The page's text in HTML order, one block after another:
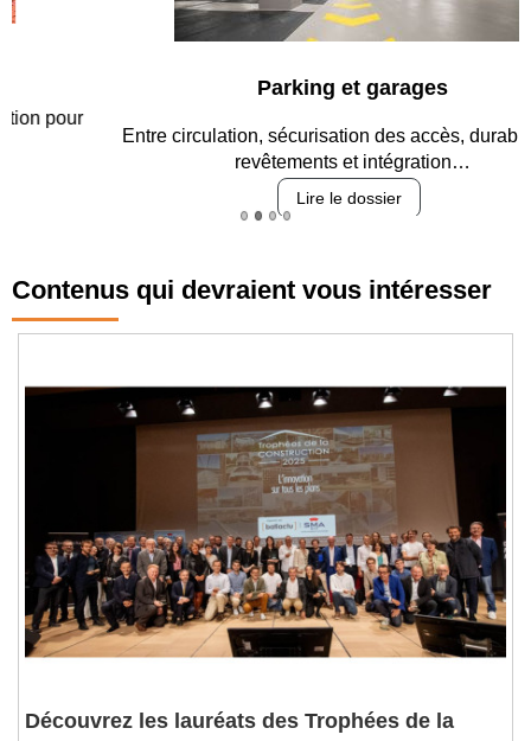
Parking et garages
Entre circulation, sécurisation des accès, durabilité des
revêtements et intégration…
Lire le dossier
Contenus qui devraient vous intéresser